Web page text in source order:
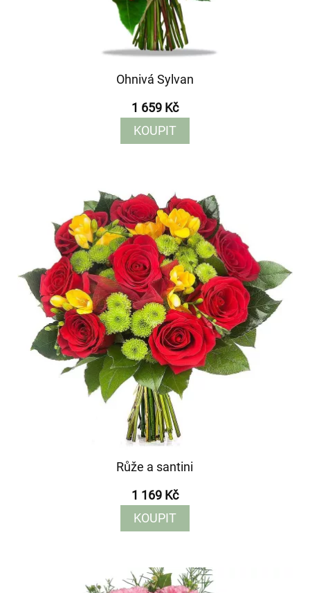
Ohnivá Sylvan
1 659 Kč
KOUPIT
Růže a santini
1 169 Kč
KOUPIT